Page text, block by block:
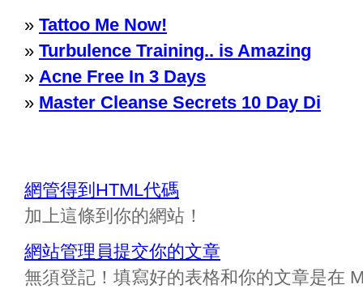
» Tattoo Me Now!
» Turbulence Training.. is Amazing
» Acne Free In 3 Days
» Master Cleanse Secrets 10 Day Di
網管得到HTML代碼
加上這條到你的網站！
網站管理員提交你的文章
無須登記！填寫好的表格和你的文章是在